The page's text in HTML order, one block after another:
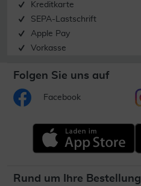
Kreditkarte
SEPA-Lastschrift
Apple Pay
Vorkasse
Folgen Sie uns auf
Facebook
Rund um Ihre Bestellung